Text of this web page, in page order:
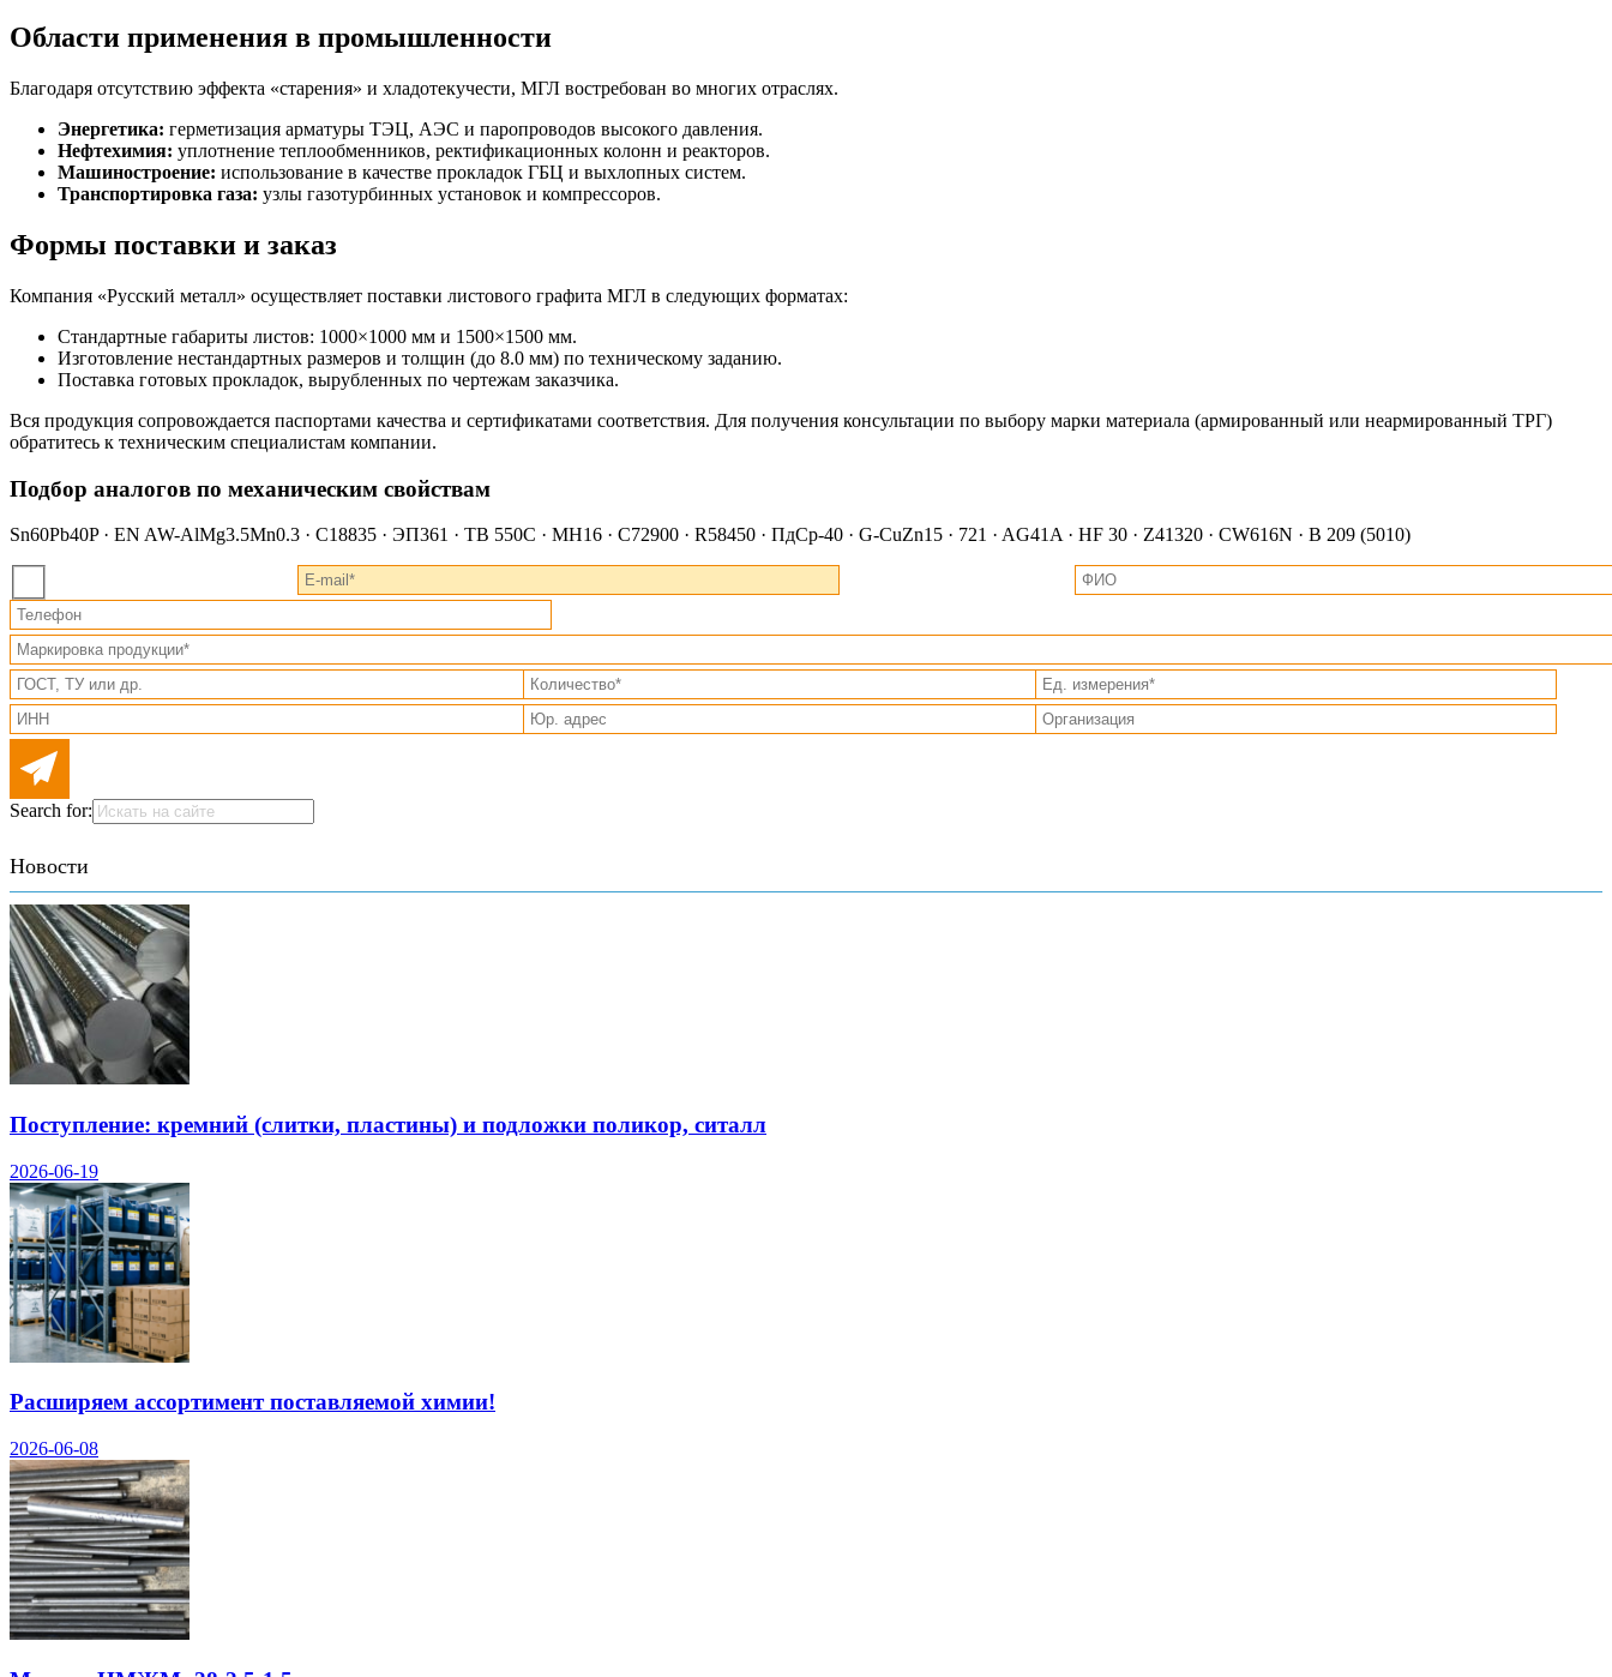
Области применения в промышленности
Благодаря отсутствию эффекта «старения» и хладотекучести, МГЛ востребован во многих отраслях.
Энергетика: герметизация арматуры ТЭЦ, АЭС и паропроводов высокого давления.
Нефтехимия: уплотнение теплообменников, ректификационных колонн и реакторов.
Машиностроение: использование в качестве прокладок ГБЦ и выхлопных систем.
Транспортировка газа: узлы газотурбинных установок и компрессоров.
Формы поставки и заказ
Компания «Русский металл» осуществляет поставки листового графита МГЛ в следующих форматах:
Стандартные габариты листов: 1000×1000 мм и 1500×1500 мм.
Изготовление нестандартных размеров и толщин (до 8.0 мм) по техническому заданию.
Поставка готовых прокладок, вырубленных по чертежам заказчика.
Вся продукция сопровождается паспортами качества и сертификатами соответствия. Для получения консультации по выбору марки материала (армированный или неармированный ТРГ)
обратитесь к техническим специалистам компании.
Подбор аналогов по механическим свойствам
Sn60Pb40P · EN AW-AlMg3.5Mn0.3 · C18835 · ЭП361 · TB 550C · МН16 · C72900 · R58450 · ПдСр-40 · G-CuZn15 · 721 · AG41A · HF 30 · Z41320 · CW616N · B 209 (5010)
Search for:
Новости
Поступление: кремний (слитки, пластины) и подложки поликор, ситалл
2026-06-19
Расширяем ассортимент поставляемой химии!
2026-06-08